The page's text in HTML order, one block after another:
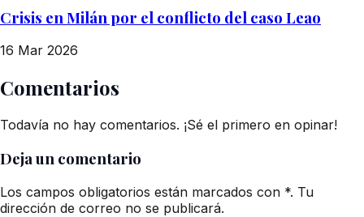
Crisis en Milán por el conflicto del caso Leao
16 Mar 2026
Comentarios
Todavía no hay comentarios. ¡Sé el primero en opinar!
Deja un comentario
Los campos obligatorios están marcados con *. Tu
dirección de correo no se publicará.